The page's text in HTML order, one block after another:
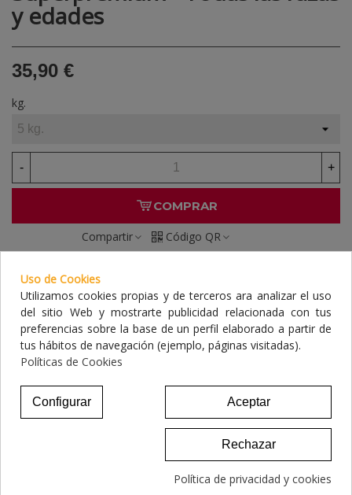
y edades
35,90 €
kg.
- +
COMPRAR
Compartir Código QR
Referencia: ASD72PO05
Marca:
FAVORITO 0 AÑADIR PARA COMPARAR 0
A LISTA DE DESEOS
LENDA ADULT MINI ATLANTIC BLUE FISH
Uso de Cookies
Utilizamos cookies propias y de terceros ara analizar el uso
del sitio Web y mostrarte publicidad relacionada con tus
preferencias sobre la base de un perfil elaborado a partir de
tus hábitos de navegación (ejemplo, páginas visitadas).
Políticas de Cookies
Aceptar
Rechazar
Configurar
Política de privacidad y cookies